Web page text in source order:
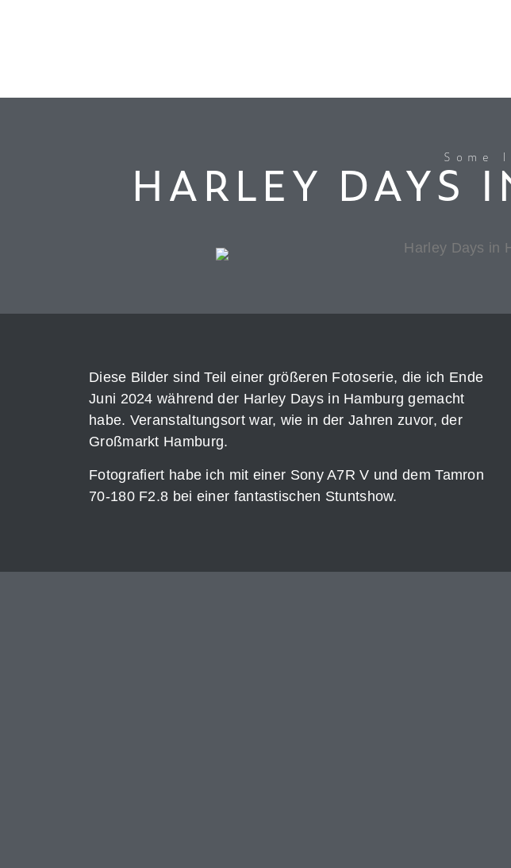
Some
HARLEY DAYS
Diese Bilder sind Teil einer größeren Fotoserie, die ich Ende
Juni 2024 während der Harley Days in Hamburg gemacht
habe. Veranstaltungsort war, wie in der Jahren zuvor, der
Großmarkt Hamburg.
Fotografiert habe ich mit einer Sony A7R V und dem Tamron
70-180 F2.8 bei einer fantastischen Stuntshow.